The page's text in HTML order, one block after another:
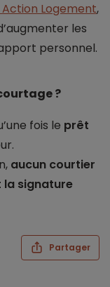
Logement,
les
personnel.
?
fois le prêt
aucun courtier
la signature
Partager